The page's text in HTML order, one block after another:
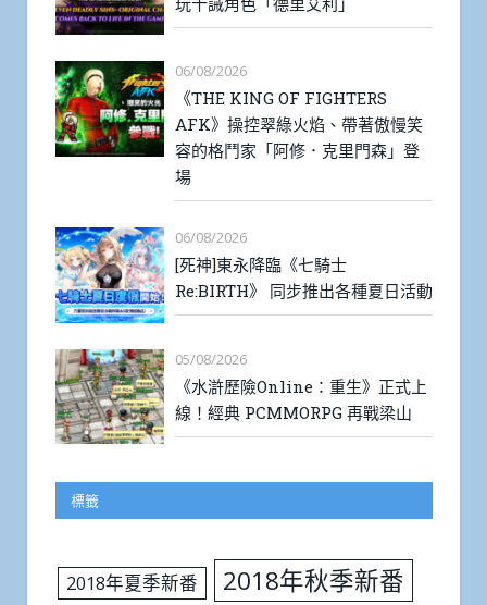
06/08/2026
《THE KING OF FIGHTERS
AFK》操控翠綠火焰、帶著傲慢笑
容的格鬥家「阿修．克里門森」登
場
06/08/2026
[死神]東永降臨《七騎士
Re:BIRTH》 同步推出各種夏日活動
05/08/2026
《水滸歷險Online：重生》正式上
線！經典 PCMMORPG 再戰梁山
標籤
2018年夏季新番 2018年秋季新番